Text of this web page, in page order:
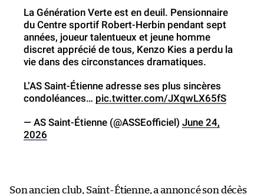
La Génération Verte est en deuil. Pensionnaire
du Centre sportif Robert-Herbin pendant sept
années, joueur talentueux et jeune homme
discret apprécié de tous, Kenzo Kies a perdu la
vie dans des circonstances dramatiques.
L’AS Saint-Étienne adresse ses plus sincères
condoléances… pic.twitter.com/JXqwLX65fS
— AS Saint-Étienne (@ASSEofficiel) June 24,
2026
Son ancien club, Saint-Étienne, a annoncé son décès